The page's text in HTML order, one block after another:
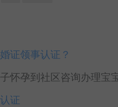
证领事认证？
怀孕到社区咨询办理宝
证